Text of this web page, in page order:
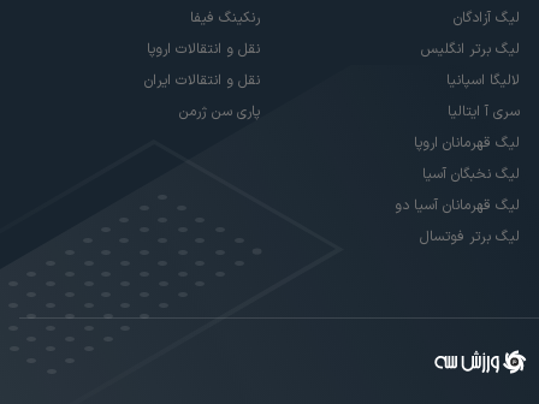
لیگ آزادگان
لیگ برتر انگلیس
لالیگا اسپانیا
سری آ ایتالیا
لیگ قهرمانان اروپا
لیگ نخبگان آسیا
لیگ قهرمانان آسیا دو
لیگ برتر فوتسال
رنکینگ فیفا
نقل و انتقالات اروپا
نقل و انتقالات ایران
پاری سن ژرمن